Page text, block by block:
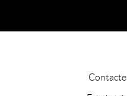
Contacte